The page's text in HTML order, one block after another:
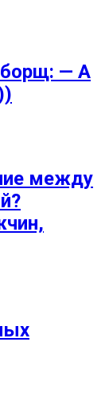
борщ: — А
между